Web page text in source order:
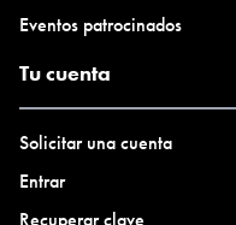
Eventos patrocinados
Tu cuenta
Solicitar una cuenta
Entrar
Recuperar clave